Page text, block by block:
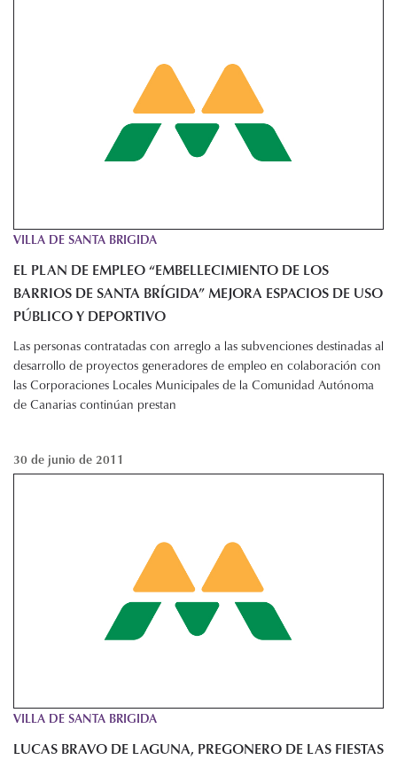
VILLA DE SANTA BRIGIDA
EL PLAN DE EMPLEO “EMBELLECIMIENTO DE LOS
BARRIOS DE SANTA BRÍGIDA” MEJORA ESPACIOS DE USO
PÚBLICO Y DEPORTIVO
Las personas contratadas con arreglo a las subvenciones destinadas al
desarrollo de proyectos generadores de empleo en colaboración con
las Corporaciones Locales Municipales de la Comunidad Autónoma
de Canarias continúan prestan
30 de junio de 2011
VILLA DE SANTA BRIGIDA
LUCAS BRAVO DE LAGUNA, PREGONERO DE LAS FIESTAS